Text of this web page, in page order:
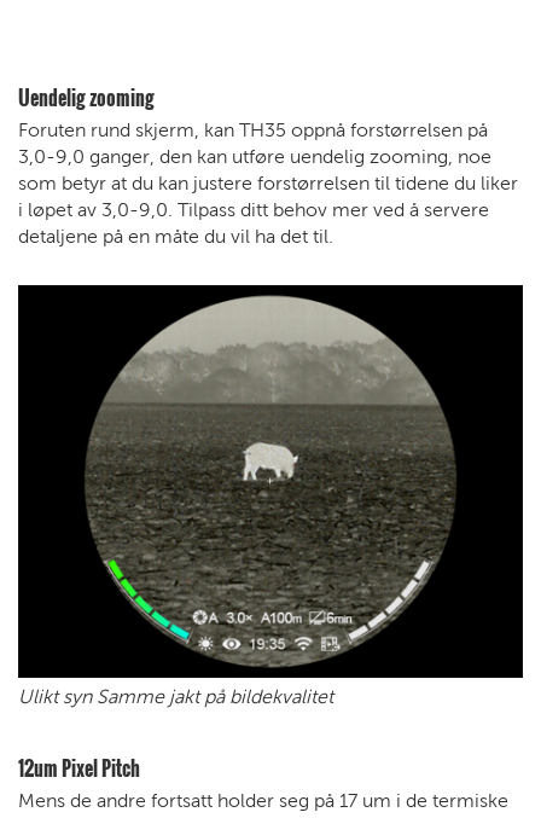
Uendelig zooming
Foruten rund skjerm, kan TH35 oppnå forstørrelsen på
3,0-9,0 ganger, den kan utføre uendelig zooming, noe
som betyr at du kan justere forstørrelsen til tidene du liker
i løpet av 3,0-9,0. Tilpass ditt behov mer ved å servere
detaljene på en måte du vil ha det til.
Ulikt syn Samme jakt på bildekvalitet
12um Pixel Pitch
Mens de andre fortsatt holder seg på 17 um i de termiske